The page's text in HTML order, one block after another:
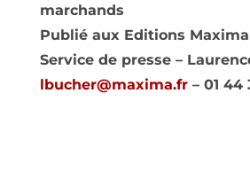
marchands
Publié aux Editions Maxima
Service de presse –
lbucher@maxima.fr– 01 44